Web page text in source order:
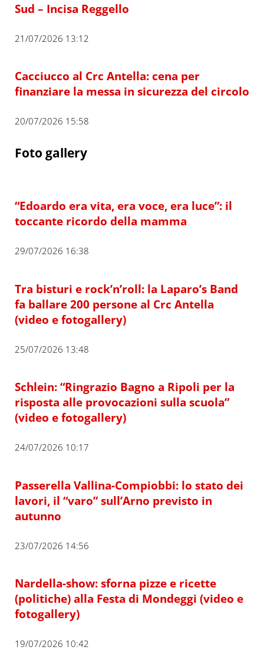
Sud – Incisa Reggello
21/07/2026 13:12
Cacciucco al Crc Antella: cena per
finanziare la messa in sicurezza del circolo
20/07/2026 15:58
Foto gallery
“Edoardo era vita, era voce, era luce”: il
toccante ricordo della mamma
29/07/2026 16:38
Tra bisturi e rock’n’roll: la Laparo’s Band
fa ballare 200 persone al Crc Antella
(video e fotogallery)
25/07/2026 13:48
Schlein: “Ringrazio Bagno a Ripoli per la
risposta alle provocazioni sulla scuola”
(video e fotogallery)
24/07/2026 10:17
Passerella Vallina-Compiobbi: lo stato dei
lavori, il “varo” sull’Arno previsto in
autunno
23/07/2026 14:56
Nardella-show: sforna pizze e ricette
(politiche) alla Festa di Mondeggi (video e
fotogallery)
19/07/2026 10:42